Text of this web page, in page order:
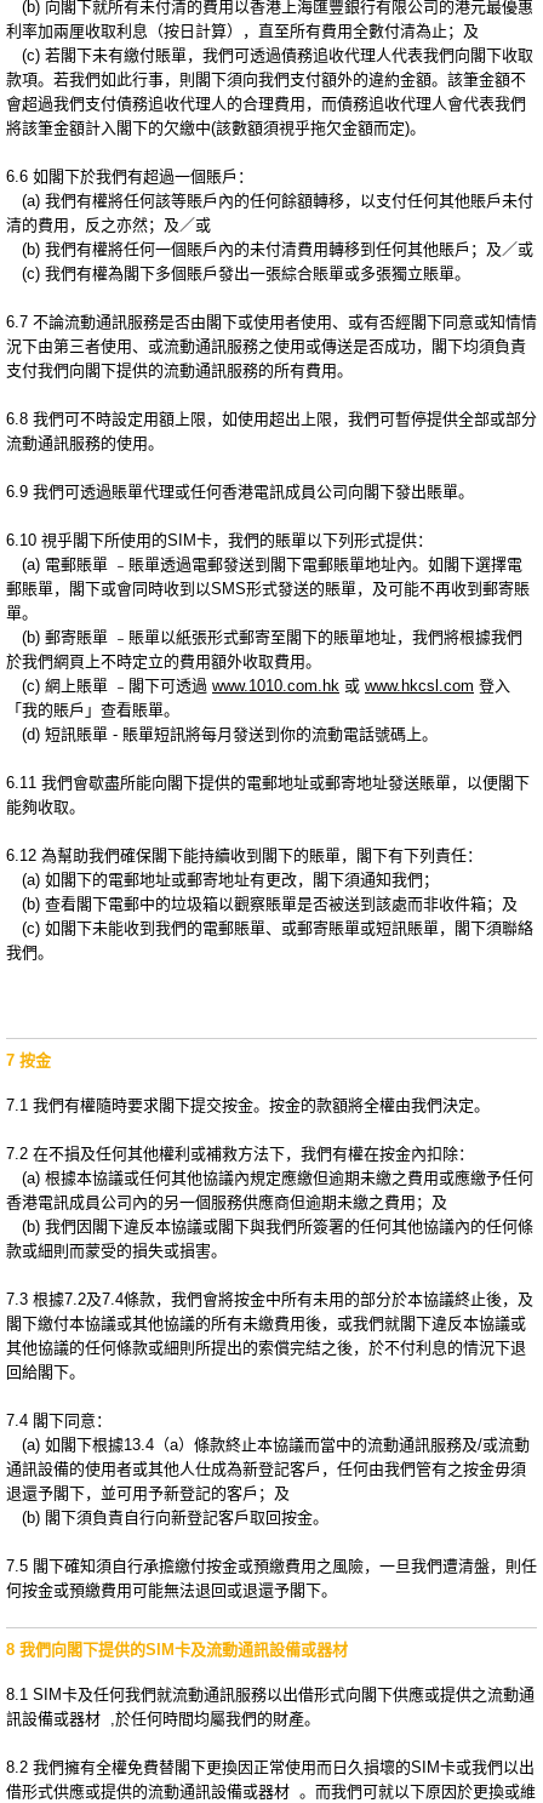
(b) 向閣下就所有未付清的費用以香港上海匯豐銀行有限公司的港元最優惠
利率加兩厘收取利息（按日計算），直至所有費用全數付清為止；及
(c) 若閣下未有繳付賬單，我們可透過債務追收代理人代表我們向閣下收取
款項。若我們如此行事，則閣下須向我們支付額外的違約金額。該筆金額不
會超過我們支付債務追收代理人的合理費用，而債務追收代理人會代表我們
將該筆金額計入閣下的欠繳中(該數額須視乎拖欠金額而定)。
6.6 如閣下於我們有超過一個賬戶：
(a) 我們有權將任何該等賬戶內的任何餘額轉移，以支付任何其他賬戶未付
清的費用，反之亦然；及／或
(b) 我們有權將任何一個賬戶內的未付清費用轉移到任何其他賬戶；及／或
(c) 我們有權為閣下多個賬戶發出一張綜合賬單或多張獨立賬單。
6.7 不論流動通訊服務是否由閣下或使用者使用、或有否經閣下同意或知情情
況下由第三者使用、或流動通訊服務之使用或傳送是否成功，閣下均須負責
支付我們向閣下提供的流動通訊服務的所有費用。
6.8 我們可不時設定用額上限，如使用超出上限，我們可暫停提供全部或部分
流動通訊服務的使用。
6.9 我們可透過賬單代理或任何香港電訊成員公司向閣下發出賬單。
6.10 視乎閣下所使用的SIM卡，我們的賬單以下列形式提供：
(a) 電郵賬單 ﹣賬單透過電郵發送到閣下電郵賬單地址內。如閣下選擇電
郵賬單，閣下或會同時收到以SMS形式發送的賬單，及可能不再收到郵寄賬
單。
(b) 郵寄賬單 ﹣賬單以紙張形式郵寄至閣下的賬單地址，我們將根據我們
於我們網頁上不時定立的費用額外收取費用。
(c) 網上賬單 ﹣閣下可透過 www.1010.com.hk 或 www.hkcsl.com 登入
「我的賬戶」查看賬單。
(d) 短訊賬單 - 賬單短訊將每月發送到你的流動電話號碼上。
6.11 我們會歇盡所能向閣下提供的電郵地址或郵寄地址發送賬單，以便閣下
能夠收取。
6.12 為幫助我們確保閣下能持續收到閣下的賬單，閣下有下列責任：
(a) 如閣下的電郵地址或郵寄地址有更改，閣下須通知我們；
(b) 查看閣下電郵中的垃圾箱以觀察賬單是否被送到該處而非收件箱；及
(c) 如閣下未能收到我們的電郵賬單、或郵寄賬單或短訊賬單，閣下須聯絡
我們。
7 按金
7.1 我們有權隨時要求閣下提交按金。按金的款額將全權由我們決定。
7.2 在不損及任何其他權利或補救方法下，我們有權在按金內扣除：
(a) 根據本協議或任何其他協議內規定應繳但逾期未繳之費用或應繳予任何
香港電訊成員公司內的另一個服務供應商但逾期未繳之費用；及
(b) 我們因閣下違反本協議或閣下與我們所簽署的任何其他協議內的任何條
款或細則而蒙受的損失或損害。
7.3 根據7.2及7.4條款，我們會將按金中所有未用的部分於本協議終止後，及
閣下繳付本協議或其他協議的所有未繳費用後，或我們就閣下違反本協議或
其他協議的任何條款或細則所提出的索償完結之後，於不付利息的情況下退
回給閣下。
7.4 閣下同意：
(a) 如閣下根據13.4（a）條款終止本協議而當中的流動通訊服務及/或流動
通訊設備的使用者或其他人仕成為新登記客戶，任何由我們管有之按金毋須
退還予閣下，並可用予新登記的客戶；及
(b) 閣下須負責自行向新登記客戶取回按金。
7.5 閣下確知須自行承擔繳付按金或預繳費用之風險，一旦我們遭清盤，則任
何按金或預繳費用可能無法退回或退還予閣下。
8 我們向閣下提供的SIM卡及流動通訊設備或器材
8.1 SIM卡及任何我們就流動通訊服務以出借形式向閣下供應或提供之流動通
訊設備或器材 ,於任何時間均屬我們的財產。
8.2 我們擁有全權免費替閣下更換因正常使用而日久損壞的SIM卡或我們以出
借形式供應或提供的流動通訊設備或器材 。而我們可就以下原因於更換或維